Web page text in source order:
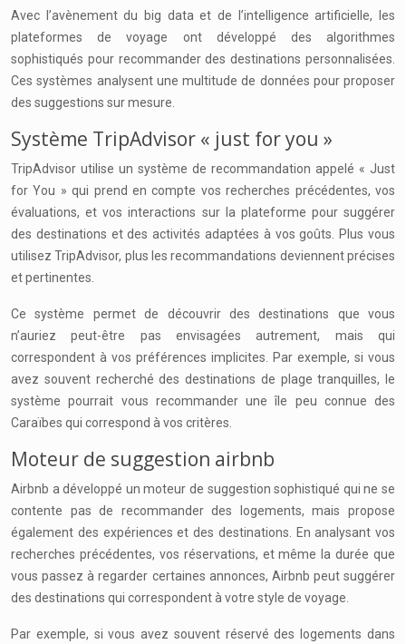
Avec l’avènement du big data et de l’intelligence artificielle, les
plateformes de voyage ont développé des algorithmes
sophistiqués pour recommander des destinations personnalisées.
Ces systèmes analysent une multitude de données pour proposer
des suggestions sur mesure.
Système TripAdvisor « just for you »
TripAdvisor utilise un système de recommandation appelé « Just
for You » qui prend en compte vos recherches précédentes, vos
évaluations, et vos interactions sur la plateforme pour suggérer
des destinations et des activités adaptées à vos goûts. Plus vous
utilisez TripAdvisor, plus les recommandations deviennent précises
et pertinentes.
Ce système permet de découvrir des destinations que vous
n’auriez peut-être pas envisagées autrement, mais qui
correspondent à vos préférences implicites. Par exemple, si vous
avez souvent recherché des destinations de plage tranquilles, le
système pourrait vous recommander une île peu connue des
Caraïbes qui correspond à vos critères.
Moteur de suggestion airbnb
Airbnb a développé un moteur de suggestion sophistiqué qui ne se
contente pas de recommander des logements, mais propose
également des expériences et des destinations. En analysant vos
recherches précédentes, vos réservations, et même la durée que
vous passez à regarder certaines annonces, Airbnb peut suggérer
des destinations qui correspondent à votre style de voyage.
Par exemple, si vous avez souvent réservé des logements dans